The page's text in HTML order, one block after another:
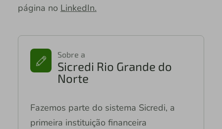
página no LinkedIn.
Sobre a
Sicredi Rio Grande do
Norte
Fazemos parte do sistema Sicredi, a
primeira instituição financeira